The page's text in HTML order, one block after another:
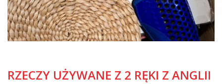
RZECZY UŻYWANE Z 2 RĘKI Z ANGLII